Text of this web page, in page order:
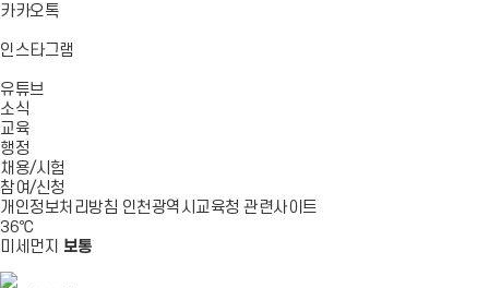
가
카카오톡바
가
인스타그램
유튜브
소식
교육
행정
채용/시험
참여/신청
개인정보처리방침 인천광역시교육청 관련사이트
36℃
미세먼지 보통